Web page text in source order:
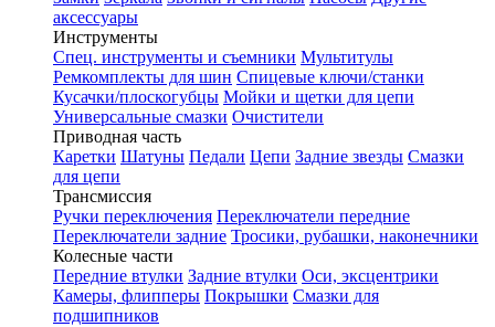
аксессуары
Инструменты
Спец. инструменты и съемники Мультитулы
Ремкомплекты для шин Спицевые ключи/станки
Кусачки/плоскогубцы Мойки и щетки для цепи
Универсальные смазки Очистители
Приводная часть
Каретки Шатуны Педали Цепи Задние звезды Смазки
для цепи
Трансмиссия
Ручки переключения Переключатели передние
Переключатели задние Тросики, рубашки, наконечники
Колесные части
Передние втулки Задние втулки Оси, эксцентрики
Камеры, флипперы Покрышки Смазки для
подшипников